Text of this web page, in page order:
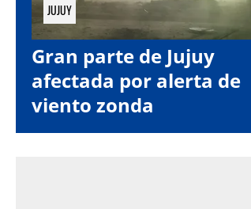
JUJUY
Gran parte de Jujuy
afectada por alerta de
viento zonda